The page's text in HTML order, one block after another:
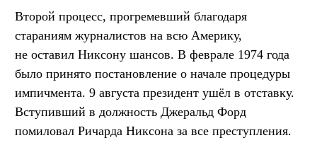
Второй процесс, прогремевший благодаря
стараниям журналистов на всю Америку,
не оставил Никсону шансов. В феврале 1974 года
было принято постановление о начале процедуры
импичмента. 9 августа президент ушёл в отставку.
Вступивший в должность Джеральд Форд
помиловал Ричарда Никсона за все преступления.